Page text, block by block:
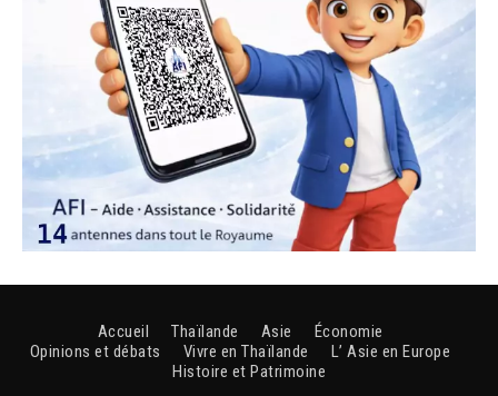
Accueil Thaïlande Asie
Économie
Opinions et débats
Vivre en Thaïlande
L’ Asie en Europe
Histoire et Patrimoine